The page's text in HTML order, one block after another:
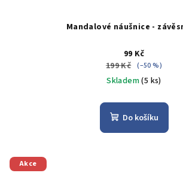
Mandalové náušnice -
99 Kč
199 Kč (–50 %)
Skladem(5 ks)
Do košíku
Akce